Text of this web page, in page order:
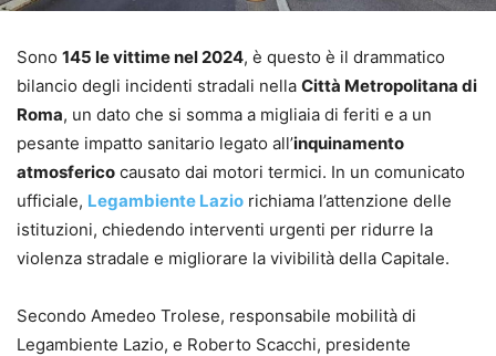
Sono 145 le vittime nel 2024, è questo è il drammatico
bilancio degli incidenti stradali nella Città Metropolitana di
Roma, un dato che si somma a migliaia di feriti e a un
pesante impatto sanitario legato all’inquinamento
atmosferico causato dai motori termici. In un comunicato
ufficiale, Legambiente Lazio richiama l’attenzione delle
istituzioni, chiedendo interventi urgenti per ridurre la
violenza stradale e migliorare la vivibilità della Capitale.
Secondo Amedeo Trolese, responsabile mobilità di
Legambiente Lazio, e Roberto Scacchi, presidente